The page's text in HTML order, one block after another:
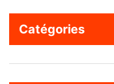
Catégories